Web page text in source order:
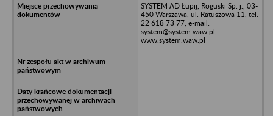
SYSTEM AD Łupij, Roguski Sp. j., 03-
450 Warszawa, ul. Ratuszowa 11, tel.
22 618 73 77, e-mail:
system@system.waw.pl,
www.system.waw.pl